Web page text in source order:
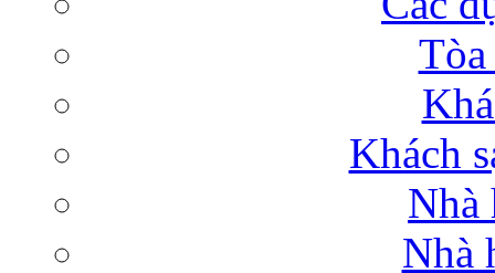
Khách
Nhà
Nhà